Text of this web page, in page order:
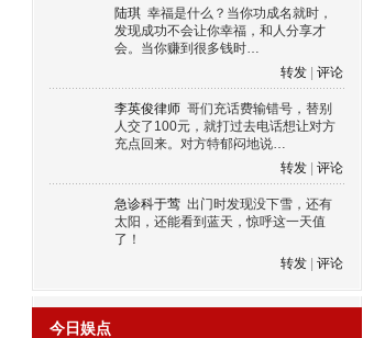
陆琪 幸福是什么？当你功成名就时，
发现成功不会让你幸福，和人分享才
会。当你赚到很多钱时…
转发
评论
李英俊律师 哥们充话费输错号，替别
人交了100元，就打过去电话想让对方
充点回来。对方特郁闷地说…
转发
评论
急诊科于莺 出门时发现没下雪，还有
太阳，还能看到蓝天，惊呼这一天值
了！
转发
评论
今日娱点